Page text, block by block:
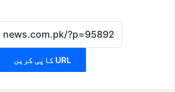
URL کاپی کریں